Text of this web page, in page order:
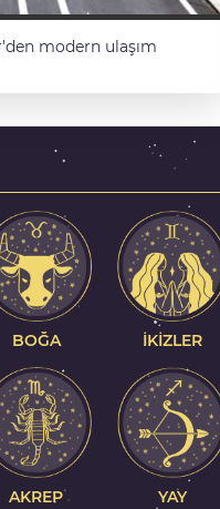
modern ulaşım
BOĞA İKIZLER
AKREP YAY
Korkuteli